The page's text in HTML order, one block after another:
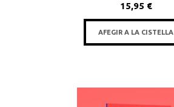
15,95 €
AFEGIR A LA CISTELLA